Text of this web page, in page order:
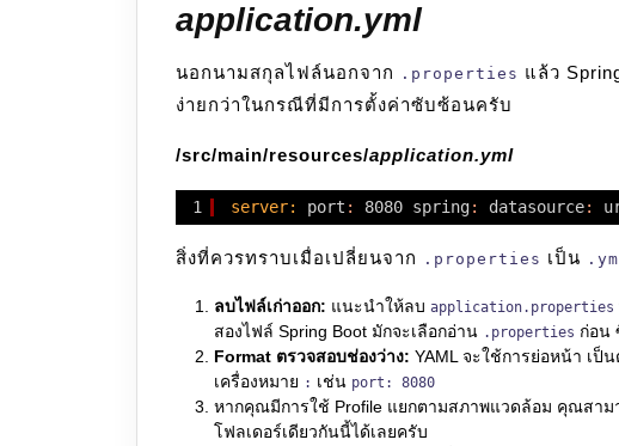
application.yml
นอกนามสกุลไฟล์นอกจาก .properties แล้ว
ง่ายกว่าในกรณีที่มีการตั้งค่าซับซ้อนครับ
/src/main/resources/application.yml
1 server: port : 8080 spring: datasource:
สิ่งที่ควรทราบเมื่อเปลี่ยนจาก .properties เป็น
ลบไฟล์เก่าออก: แนะนำให้ลบ application.properties
สองไฟล์ Spring Boot มักจะเลือกอ่าน .properties ก่อน
Format ตรวจสอบช่องว่าง: YAML จะใช้การย่อหน้า เป็
เครื่องหมาย : เช่น port: 8080
หากคุณมีการใช้ Profile แยกตามสภาพแวดล้อม คุณสาม
โฟลเดอร์เดียวกันนี้ได้เลยครับ